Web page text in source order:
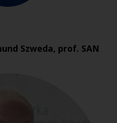
Szweda, prof. SAN